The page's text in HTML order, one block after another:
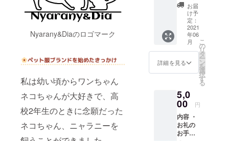
Nyarany&Diaのロゴマーク
私は幼い頃からワンちゃん
ネコちゃんが大好きで、高
校2年生のときに念願だった
ネコちゃん、ニャラニーを
トの
PDFを
メール
にて送
らせて
頂きま
す。ま
た「現
タも欲
しい」
方にも
オスス
メ！ 値
レット
現物 ・
心肺蘇
生法動
「ペッ
ト服欲
しいけ
ど、サ
い」そ
んな方
にオス
スメな
のがこ
ちらの
お届
け予
定：
2021
年06
月
詳細を見る
こ
の
リ
タ
ー
ン
を
選
択
す
る
5,0
00 円
内容 ・
お礼の
お手紙